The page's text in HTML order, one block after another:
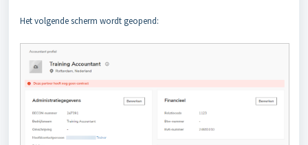
Het volgende scherm wordt geopend: